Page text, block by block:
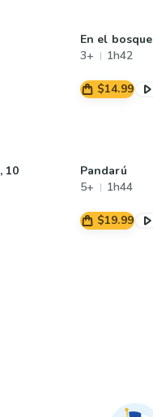
En el bosque
3+
1h42
$14.99
10
Pandarú
5+
1h44
$19.99